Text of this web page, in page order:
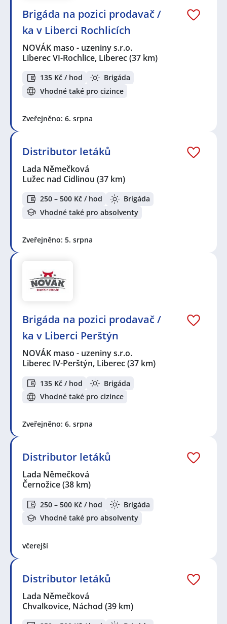
Brigáda na pozici prodavač /
ka v Liberci Rochlicích
NOVÁK maso - uzeniny s.r.o.
Liberec VI-Rochlice, Liberec(37 km)
135 Kč / hod
Brigáda
Vhodné také pro cizince
Zveřejněno: 6. srpna
Distributor letáků
Lada Němečková
Lužec nad Cidlinou (37 km)
250 – 500 Kč / hod
Brigáda
Vhodné také pro absolventy
Zveřejněno: 5. srpna
Brigáda na pozici prodavač /
ka v Liberci Perštýn
NOVÁK maso - uzeniny s.r.o.
Liberec IV-Perštýn, Liberec(37 km)
135 Kč / hod
Brigáda
Vhodné také pro cizince
Zveřejněno: 6. srpna
Distributor letáků
Lada Němečková
Černožice(38 km)
250 – 500 Kč / hod
Brigáda
Vhodné také pro absolventy
včerejší
Distributor letáků
Lada Němečková
Chvalkovice, Náchod (39 km)